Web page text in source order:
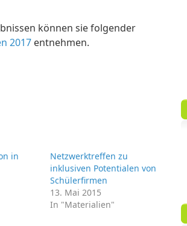
können sie folgender
2017 entnehmen.
in
Netzwerktreffen zu
inklusiven Potentialen von
Schülerfirmen
13. Mai 2015
In "Materialien"